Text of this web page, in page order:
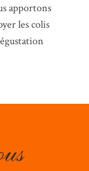
apportons
les colis